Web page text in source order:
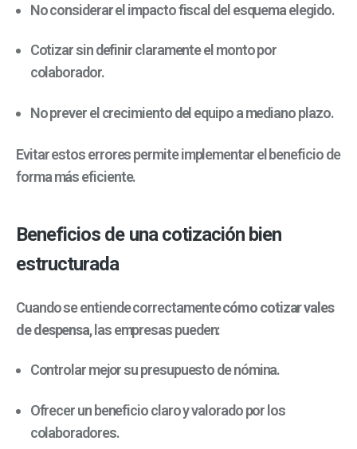
No considerar el impacto fiscal del esquema elegido.
Cotizar sin definir claramente el monto por
colaborador.
No prever el crecimiento del equipo a mediano plazo.
Evitar estos errores permite implementar el beneficio de
forma más eficiente.
Beneficios de una cotización bien
estructurada
Cuando se entiende correctamentecómo cotizar vales
de despensa, las empresas pueden:
Controlar mejor su presupuesto de nómina.
Ofrecer un beneficio claro y valorado por los
colaboradores.